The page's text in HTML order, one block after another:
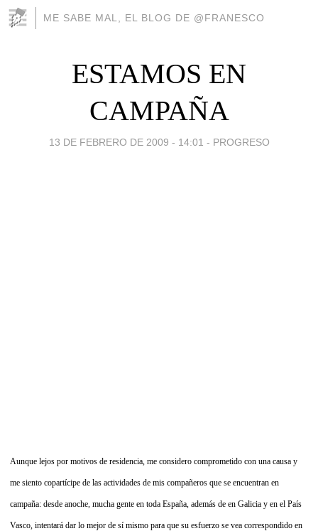
ME SABE MAL, EL BLOG DE @FRANESCO
ESTAMOS EN
CAMPAÑA
13 DE FEBRERO DE 2009 - 14:01 - PROGRESO
Aunque lejos por motivos de residencia, me considero comprometido con una causa y
me siento copartícipe de las actividades de mis compañeros que se encuentran en
campaña: desde anoche, mucha gente en toda España, además de en Galicia y en el País
Vasco, intentará dar lo mejor de sí mismo para que su esfuerzo se vea correspondido en